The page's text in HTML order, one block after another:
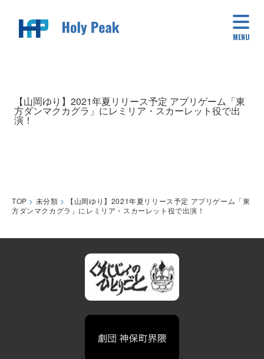
MENU
TOP > 未分類 >
【山岡ゆり】2021年夏リリース予定 アプリゲーム「東
方ダンマクカグラ」にレミリア・スカーレット役で出演！
【山岡ゆり】2021年夏リリース予定 アプリゲーム「東
方ダンマクカグラ」にレミリア・スカーレット役で出
演！